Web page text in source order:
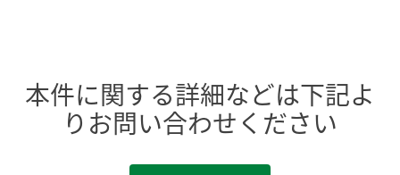
本件に関する詳細などは下記よ
りお問い合わせください